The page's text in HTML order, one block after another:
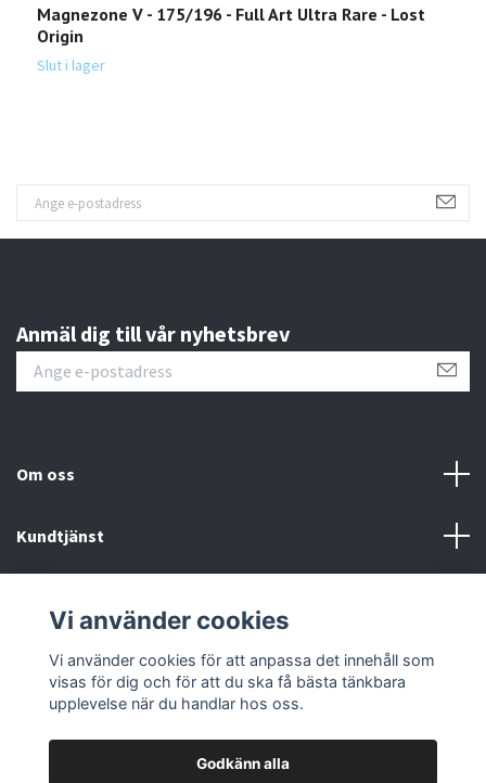
Magnezone V - 175/196 - Full Art Ultra Rare - Lost
Origin
Slut i lager
Anmäl dig till vår nyhetsbrev
Om oss
Kundtjänst
Sociala medier
Vi använder cookies
Vi använder cookies för att anpassa det innehåll som
visas för dig och för att du ska få bästa tänkbara
upplevelse när du handlar hos oss.
Godkänn alla